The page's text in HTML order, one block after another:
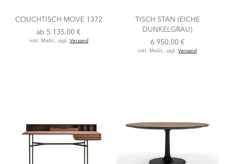
COUCHTISCH MOVE 1372
ab 5.135,00 €
inkl. MwSt., zzgl. Versand
TISCH STAN (EICHE
DUNKELGRAU)
6.950,00 €
inkl. MwSt., zzgl.Versand